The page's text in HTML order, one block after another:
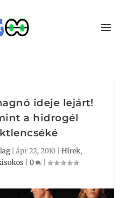
ideje lejárt!
a hidrogél
| ápr 22, 2010| Hírek,
| 0 |